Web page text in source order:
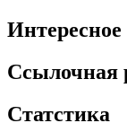
Интересное
Ссылочная
Статстика